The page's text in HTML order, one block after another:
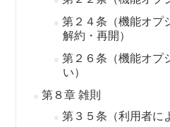
第２４条（機能オプ
解約・再開）
第２６条（機能オプ
い）
第８章 雑則
第３５条（利用者に